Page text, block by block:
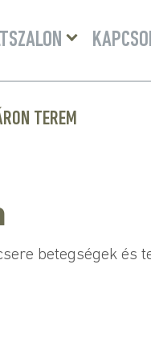
Menü
lenyitása
TEREM
betegségek és